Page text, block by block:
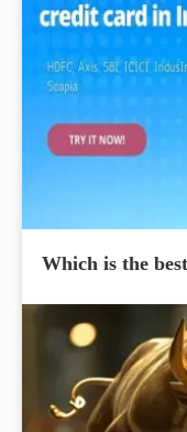
Which is the